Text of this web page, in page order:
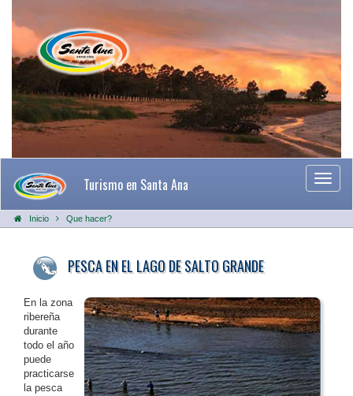
Turismo en Santa Ana
Inicio Que hacer?
PESCA EN EL LAGO DE SALTO GRANDE
En la zona
ribereña
durante
todo el año
puede
practicarse
la pesca